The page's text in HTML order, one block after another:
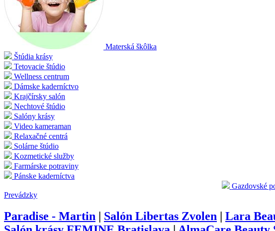
Materská škôlka
Štúdia krásy
Tetovacie štúdio
Wellness centrum
Dámske kaderníctvo
Krajčírsky salón
Nechtové štúdio
Salóny krásy
Video kameraman
Relaxačné centrá
Solárne štúdio
Kozmetické služby
Farmárske potraviny
Pánske kaderníctva
Gazdovské
Prevádzky
Paradise - Martin Salón Libertas Zvolen Lara